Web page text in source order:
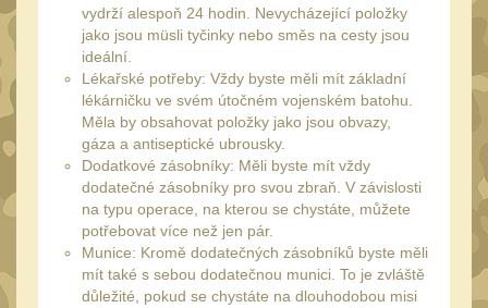
45
Accushot
Accushot Tactical 9
Accushot Precision 3
Hunter
BugBuster 4
Kolimátory 16
Schmidt&Bender 3
vydrží alespoň 24 hodin. Nevycházející položky
jako jsou müsli tyčinky nebo směs na cesty jsou
ideální.
Lékařské potřeby: Vždy byste měli mít základní
lékárničku ve svém útočném vojenském batohu.
Měla by obsahovat položky jako jsou obvazy,
gáza a antiseptické ubrousky.
Dodatkové zásobníky: Měli byste mít vždy
dodatečné zásobníky pro svou zbraň. V závislosti
na typu operace, na kterou se chystáte, můžete
potřebovat více než jen pár.
Munice: Kromě dodatečných zásobníků byste měli
mít také s sebou dodatečnou munici. To je zvláště
důležité, pokud se chystáte na dlouhodobou misi